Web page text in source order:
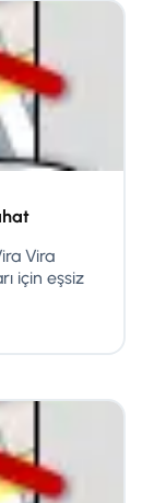
Vira
için eşsiz